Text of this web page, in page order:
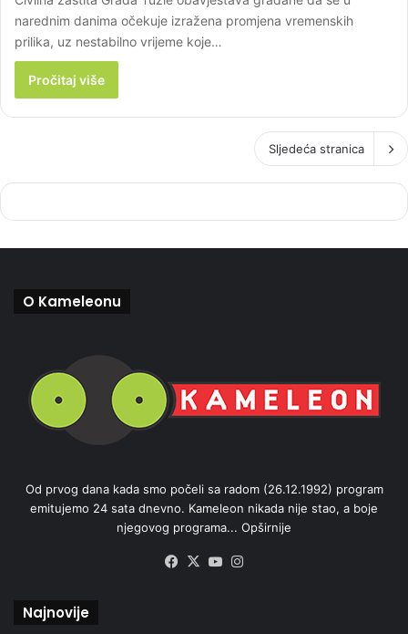
narednim danima očekuje izražena promjena vremenskih
prilika, uz nestabilno vrijeme koje…
Pročitaj više
Sljedeća stranica
O Kameleonu
Od prvog dana kada smo počeli sa radom (26.12.1992) program
emitujemo 24 sata dnevno. Kameleon nikada nije stao, a boje
njegovog programa... Opširnije
Facebook
X YouTube
Najnovije